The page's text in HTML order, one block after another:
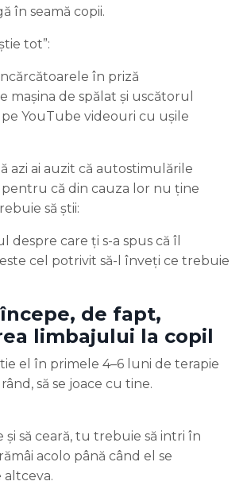
în seamă copii.
tot”:
în priză
mașina de spălat și uscătorul
YouTube videouri cu ușile
azi ai auzit că autostimulările
că din cauza lor nu ține
să știi:
despre care ți s-a spus că îl
cel potrivit să-l înveți ce trebuie
de fapt,
limbajului la copil
el în primele 4–6 luni de terapie
să se joace cu tine.
și să ceară, tu trebuie să intri în
acolo până când el se